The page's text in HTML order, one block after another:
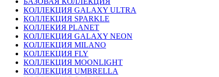
КОЛЛЕКЦИЯ GALAXY ULTRA
КОЛЛЕКЦИЯ SPARKLE
КОЛЛЕКИЯ PLANET
КОЛЛЕКЦИЯ GALAXY NEON
КОЛЛЕКЦИЯ MILANO
КОЛЛЕКЦИЯ FLY
КОЛЛЕКЦИЯ MOONLIGHT
КОЛЛЕКЦИЯ UMBRELLA